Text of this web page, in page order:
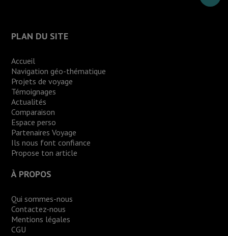
PLAN DU SITE
Accueil
Navigation géo-thématique
Projets de voyage
Témoignages
Actualités
Comparaison
Espace perso
Partenaires Voyage
Ils nous font confiance
Propose ton article
À PROPOS
Qui sommes-nous
Contactez-nous
Mentions légales
CGU